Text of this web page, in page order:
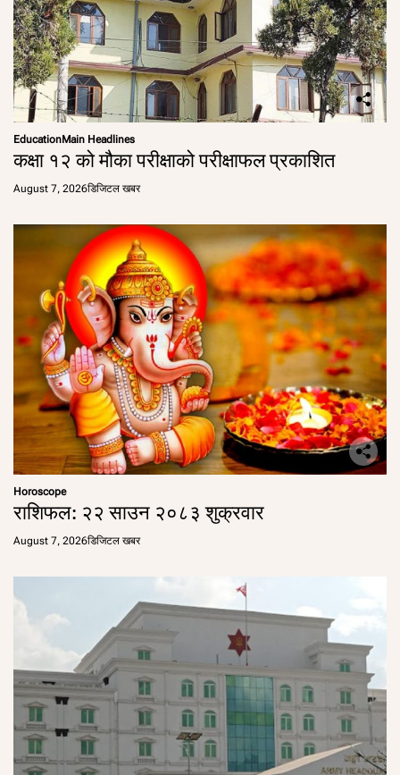
EducationMain Headlines
कक्षा १२ को मौका परीक्षाको परीक्षाफल प्रकाशित
August 7, 2026डिजिटल खबर
Horoscope
राशिफल: २२ साउन २०८३ शुक्रवार
August 7, 2026डिजिटल खबर